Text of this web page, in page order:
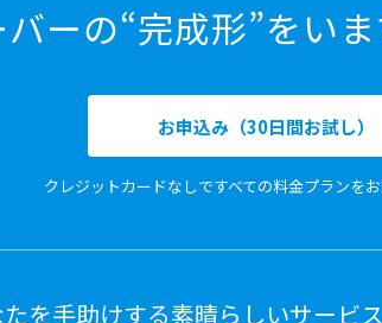
ーの“完成形”をい
お申込み（30日間お試し）
クレジットカードなしですべての料金プランをお
を手助けする素晴らしいサービ